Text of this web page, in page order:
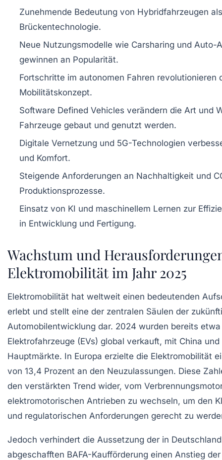
Zunehmende Bedeutung von Hybridfahrzeugen als
Brückentechnologie.
Neue Nutzungsmodelle wie Carsharing und Auto-
gewinnen an Popularität.
Fortschritte im autonomen Fahren revolutionieren
Mobilitätskonzept.
Software Defined Vehicles verändern die Art und
Fahrzeuge gebaut und genutzt werden.
Digitale Vernetzung und 5G-Technologien
und Komfort.
Steigende Anforderungen an Nachhaltigkeit und
Produktionsprozesse.
Einsatz von KI und maschinellem Lernen zur
in Entwicklung und Fertigung.
Wachstum und
Elektromobilität im Jahr 2025
Elektromobilität hat weltweit einen bedeutenden
erlebt und stellt eine der zentralen Säulen der
Automobilentwicklung dar. 2024 wurden bereits etwa
Elektrofahrzeuge (EVs) global verkauft, mit China
Hauptmärkte. In Europa erzielte die Elektromobilität
von 13,4 Prozent an den Neuzulassungen. Diese
den verstärkten Trend wider, vom
elektromotorischen Antrieben zu wechseln, um den
und regulatorischen Anforderungen gerecht zu
Jedoch verhindert die Aussetzung der in Deutschland
abgeschafften BAFA-Kaufförderung einen Anstieg der